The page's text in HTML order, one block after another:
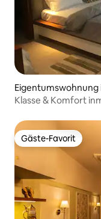
Eigentumswohnung
Klasse & Komfort
Gäste-Favorit
Gäste-Favorit